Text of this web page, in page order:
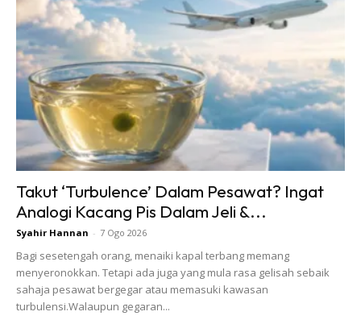
Takut ‘Turbulence’ Dalam Pesawat? Ingat
Analogi Kacang Pis Dalam Jeli &...
Syahir Hannan - 7 Ogo 2026
Bagi sesetengah orang, menaiki kapal terbang memang
menyeronokkan. Tetapi ada juga yang mula rasa gelisah sebaik
sahaja pesawat bergegar atau memasuki kawasan
turbulensi.Walaupun gegaran...